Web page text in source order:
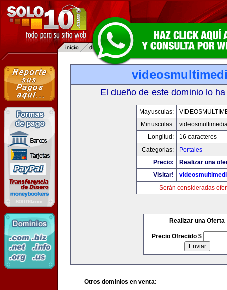
El dueño de este dominio lo
Mayusculas:
Minusculas:
Longitud:
16 caracteres
Categorias:
Portales
Precio:
Realizar una
Visitar!
Serán consideradas
Realizar una Oferta
Precio Ofrecido $
Otros dominios en venta: